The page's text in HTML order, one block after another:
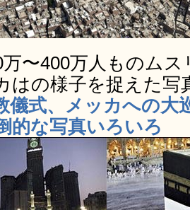
〜400万人ものム
はの様子を捉えた写
儀式、メッカへの大
的な写真いろいろ